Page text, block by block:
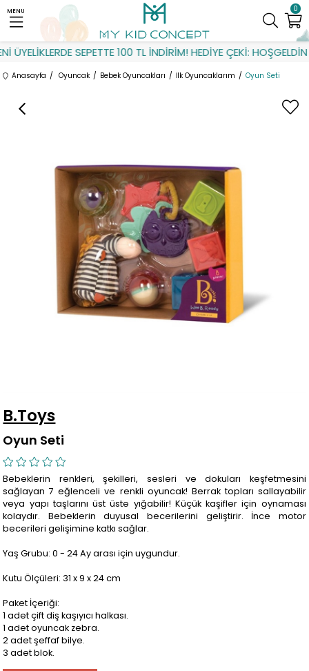
SEPETTE 100 TL İNDİRİM! HEDİYE ÇEKİ: HOŞGELDİN
0
MENU
Anasayfa Oyuncak Bebek Oyuncakları İlk Oyuncaklarım Oyun Seti
B.Toys
Oyun Seti
Bebeklerin renkleri, şekilleri, sesleri ve dokuları keşfetmesini
sağlayan 7 eğlenceli ve renkli oyuncak! Berrak topları sallayabilir
veya yapı taşlarını üst üste yığabilir! Küçük kaşifler için oynaması
kolaydır. Bebeklerin duyusal becerilerini geliştirir. İnce motor
becerileri gelişimine katkı sağlar.
Yaş Grubu: 0 - 24 Ay arası için uygundur.
Kutu Ölçüleri: 31 x 9 x 24 cm
Paket İçeriği:
1 adet çift diş kaşıyıcı halkası.
1 adet oyuncak zebra.
2 adet şeffaf bilye.
3 adet blok.